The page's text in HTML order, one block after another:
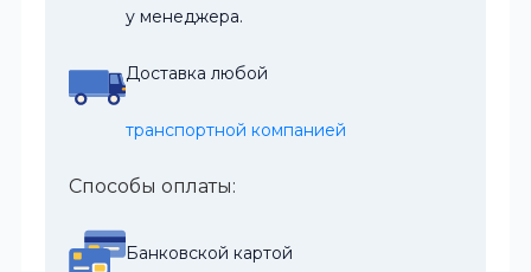
у менеджера.
Доставка любой
транспортной компанией
Способы оплаты:
Банковской картой